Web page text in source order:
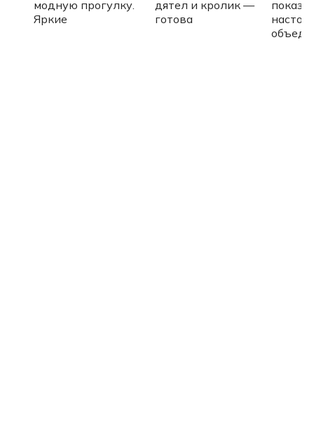
модную прогулку.
Яркие
дятел и кролик —
готова